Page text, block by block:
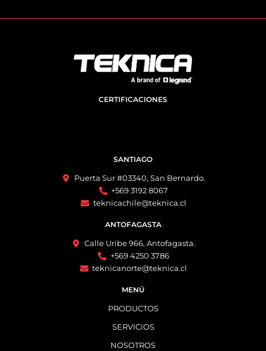
CERTIFICACIONES
SANTIAGO
Puerta Sur #03340, San Bernardo.
+569 3192 8067
teknicachile@teknica.cl
ANTOFAGASTA
Calle Uribe 966, Antofagasta.
+569 4250 3786
teknicanorte@teknica.cl
MENÚ
PRODUCTOS
SERVICIOS
NOSOTROS